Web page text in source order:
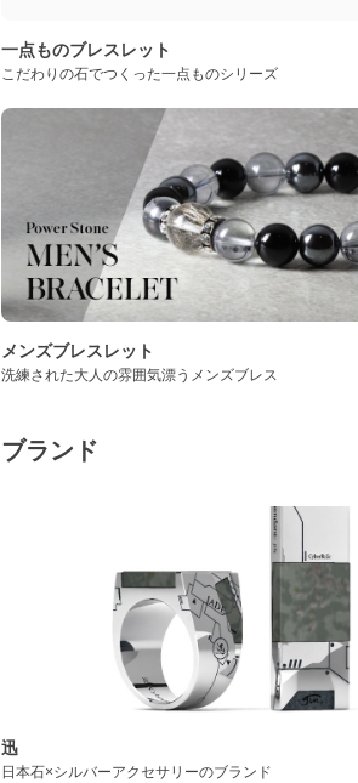
一点ものブレスレット
こだわりの石でつくった一点ものシリーズ
メンズブレスレット
洗練された大人の雰囲気漂うメンズブレス
ブランド
迅
日本石×シルバーアクセサリーのブランド